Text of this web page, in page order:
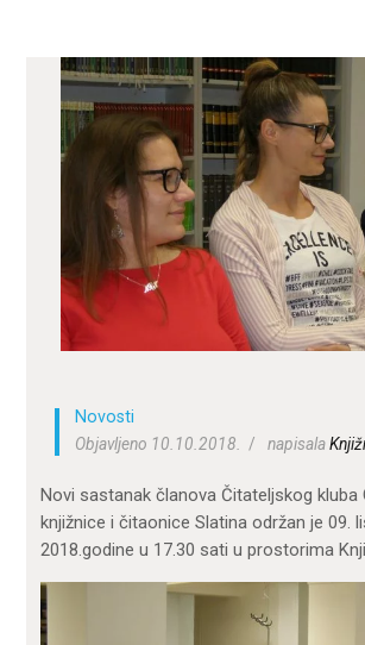
PROGRAMI I
KATALOG
O KNJIŽNICI
ZA KORISNIKE
ODJELI
DOKUMENTI
KONTAKT
Novosti
Objavljeno 10.10.2018.
napisala
Novi sastanak članova Čitateljskog kluba
knjižnice i čitaonice Slatina održan je 09.
2018.godine u 17.30 sati u prostorima